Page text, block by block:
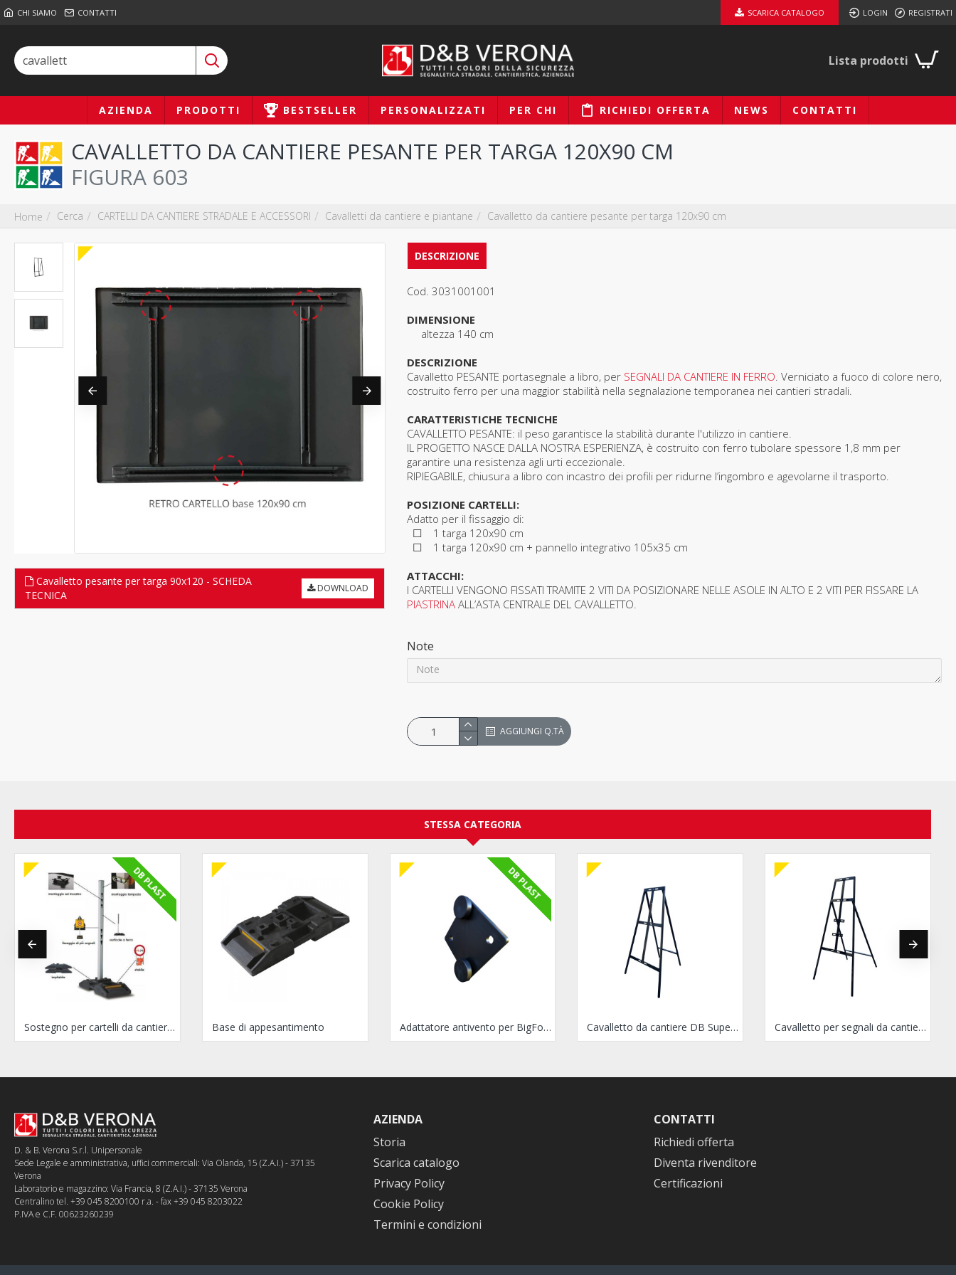
CHI SIAMO CONTATTI SCARICA CATALOGO LOGIN REGISTRATI
Lista prodotti
AZIENDA PRODOTTI BESTSELLER PERSONALIZZATI PER CHI RICHIEDI OFFERTA NEWS CONTATTI
Home Cerca CARTELLI DA CANTIERE STRADALE E ACCESSORI Cavalletti da cantiere e piantane Cavalletto da cantiere pesante per targa 120x90 cm
CAVALLETTO DA CANTIERE PESANTE PER TARGA 120X90 CM
FIGURA 603
Cavalletto pesante per targa 90x120 - SCHEDA
TECNICA
DOWNLOAD
DESCRIZIONE
Cod. 3031001001
DIMENSIONE
altezza 140 cm
DESCRIZIONE
Cavalletto PESANTE portasegnale a libro, per SEGNALI DA CANTIERE IN FERRO . Verniciato a fuoco di colore nero,
costruito ferro per una maggior stabilità nella segnalazione temporanea nei cantieri stradali.
CARATTERISTICHE TECNICHE
CAVALLETTO PESANTE: il peso garantisce la stabilità durante l'utilizzo in cantiere.
IL PROGETTO NASCE DALLA NOSTRA ESPERIENZA, è costruito con ferro tubolare spessore 1,8 mm per
garantire una resistenza agli urti eccezionale.
RIPIEGABILE, chiusura a libro con incastro dei profili per ridurne l’ingombro e agevolarne il trasporto.
POSIZIONE CARTELLI:
Adatto per il fissaggio di:
☐ 1 targa 120x90 cm
☐ 1 targa 120x90 cm + pannello integrativo 105x35 cm
ATTACCHI:
I CARTELLI VENGONO FISSATI TRAMITE 2 VITI DA POSIZIONARE NELLE ASOLE IN ALTO E 2 VITI PER FISSARE L A
PIASTRINAALL’ASTA CENTRALE DEL CAVALLETTO.
Note
AGGIUNGI Q.TÀ
STESSA CATEGORIA
DB PLAST
Sostegno per cartelli da cantiere BIGFOOT Base di appesantimento
DB PLAST
Adattatore antivento per BigFoot Cavalletto da cantiere DB Super 4 Cavalletto per segnali da cantiere DB Super 4 alto
D. & B. Verona S.r.l. Unipersonale
Sede Legale e amministrativa, uffici commerciali: Via Olanda, 15 (Z.A.I.) - 37135
Verona
Laboratorio e magazzino: Via Francia, 8 (Z.A.I.) - 37135 Verona
Centralino tel. +39 045 8200100 r.a. - fax +39 045 8203022
P.IVA e C.F. 00623260239
AZIENDA
Storia
Scarica catalogo
Privacy Policy
Cookie Policy
Termini e condizioni
CONTATTI
Richiedi offerta
Diventa rivenditore
Certificazioni